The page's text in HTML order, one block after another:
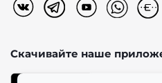
Скачивайте наше